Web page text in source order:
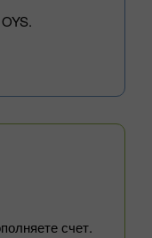
счет.